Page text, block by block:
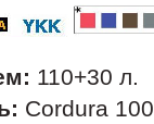
110+30 л.
Cordura